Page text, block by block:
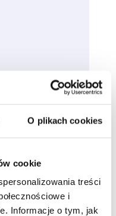
O plikach cookies
cookie
treści
i
Informacje o tym, jak